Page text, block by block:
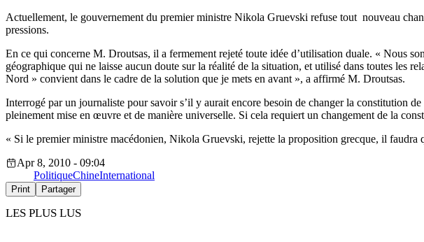
Actuellement, le gouvernement du premier ministre Nikola Gruevski refuse tout nouveau
pressions.
En ce qui concerne M. Droutsas, il a fermement rejeté toute idée d’utilisation duale. « Nous
géographique qui ne laisse aucun doute sur la réalité de la situation, et utilisé dans toutes les
Nord » convient dans le cadre de la solution que je mets en avant », a affirmé M. Droutsas.
Interrogé par un journaliste pour savoir s’il y aurait encore besoin de changer la constitution
pleinement mise en œuvre et de manière universelle. Si cela requiert un changement de la
« Si le premier ministre macédonien, Nikola Gruevski, rejette la proposition grecque, il
Apr 8, 2010 - 09:04
PolitiqueChineInternational
Print Partager
LES PLUS LUS